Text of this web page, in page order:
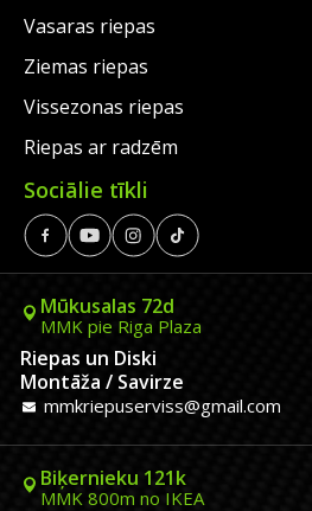
Vasaras riepas
Ziemas riepas
Vissezonas riepas
Riepas ar radzēm
Sociālie tīkli
Mūkusalas 72d
MMK pie Riga Plaza
Riepas un Diski
Montāža / Savirze
mmkriepuserviss@gmail.com
Biķernieku 121k
MMK 800m no IKEA